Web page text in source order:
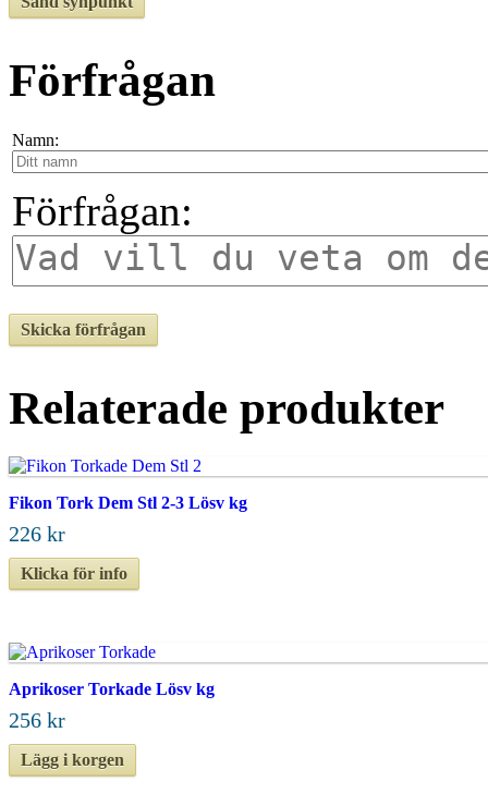
Förfrågan
Namn:
Förfrågan:
Relaterade produkter
Fikon Tork Dem Stl 2-3 Lösv kg
226 kr
Klicka för info
Aprikoser Torkade Lösv kg
256 kr
Lägg i korgen